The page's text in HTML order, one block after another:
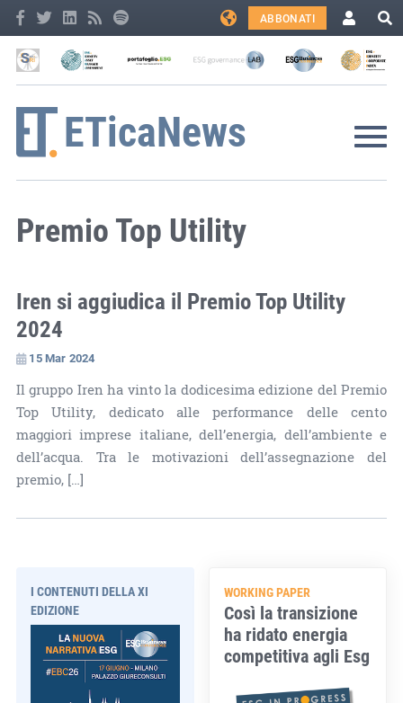
ABBONATI
Premio Top Utility
Iren si aggiudica il Premio Top Utility
2024
15 Mar 2024
Il gruppo Iren ha vinto la dodicesima edizione del Premio
Top Utility, dedicato alle performance delle cento
maggiori imprese italiane, dell’energia, dell’ambiente e
dell’acqua. Tra le motivazioni dell’assegnazione del
premio, […]
I CONTENUTI DELLA XI
EDIZIONE
WORKING PAPER
Così la transizione
ha ridato energia
competitiva agli Esg